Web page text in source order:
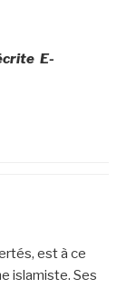
E-
est à ce
islamiste. Ses